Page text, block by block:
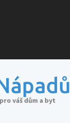
váš dům a byt